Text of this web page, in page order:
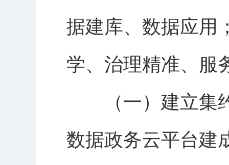
据建库、数据应用
学、治理精准、服
（一）建立
数据政务云平台建